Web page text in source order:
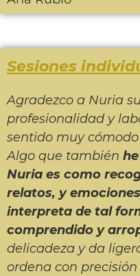
Sesiones
Agradezco a Nuria
profesionalidad y
sentido muy
Algo que también
Nuria es como
relatos, y
interpreta de tal
comprendido y
delicadeza y da
ordena con